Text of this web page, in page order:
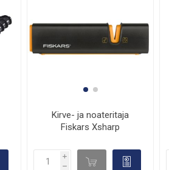
Kirve- ja noateritaja
Fiskars Xsharp
i
h d 